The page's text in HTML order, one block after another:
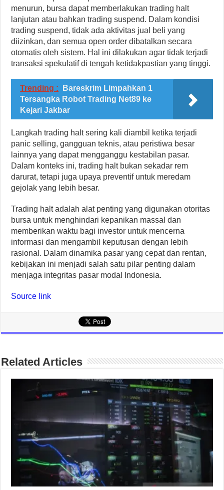
menurun, bursa dapat memberlakukan trading halt
lanjutan atau bahkan trading suspend. Dalam kondisi
trading suspend, tidak ada aktivitas jual beli yang
diizinkan, dan semua open order dibatalkan secara
otomatis oleh sistem. Hal ini dilakukan agar tidak terjadi
transaksi spekulatif di tengah ketidakpastian yang tinggi.
Trending :
Bareskrim Limpahkan 1
Tersangka Robot Trading Net89 ke
Kejari Jakbar
Langkah trading halt sering kali diambil ketika terjadi
panic selling, gangguan teknis, atau peristiwa besar
lainnya yang dapat mengganggu kestabilan pasar.
Dalam konteks ini, trading halt bukan sekadar rem
darurat, tetapi juga upaya preventif untuk meredam
gejolak yang lebih besar.
Trading halt adalah alat penting yang digunakan otoritas
bursa untuk menghindari kepanikan massal dan
memberikan waktu bagi investor untuk mencerna
informasi dan mengambil keputusan dengan lebih
rasional. Dalam dinamika pasar yang cepat dan rentan,
kebijakan ini menjadi salah satu pilar penting dalam
menjaga integritas pasar modal Indonesia.
Source link
Related Articles